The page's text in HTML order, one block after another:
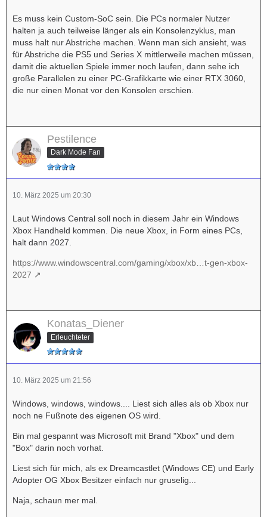
Es muss kein Custom-SoC sein. Die PCs normaler Nutzer
halten ja auch teilweise länger als ein Konsolenzyklus, man
muss halt nur Abstriche machen. Wenn man sich ansieht, was
für Abstriche die PS5 und Series X mittlerweile machen müssen,
damit die aktuellen Spiele immer noch laufen, dann sehe ich
große Parallelen zu einer PC-Grafikkarte wie einer RTX 3060,
die nur einen Monat vor den Konsolen erschien.
Pestilence
Dark Mode Fan
10. März 2025 um 20:30
Laut Windows Central soll noch in diesem Jahr ein Windows
Xbox Handheld kommen. Die neue Xbox, in Form eines PCs,
halt dann 2027.
https://www.windowscentral.com/gaming/xbox/xb…t-gen-xbox-
2027
Konatas_Diener
Erleuchteter
10. März 2025 um 21:56
Windows, windows, windows.... Liest sich alles als ob Xbox nur
noch ne Fußnote des eigenen OS wird.
Bin mal gespannt was Microsoft mit Brand "Xbox" und dem
"Box" darin noch vorhat.
Liest sich für mich, als ex Dreamcastlet (Windows CE) und Early
Adopter OG Xbox Besitzer einfach nur gruselig...
Naja, schaun mer mal.